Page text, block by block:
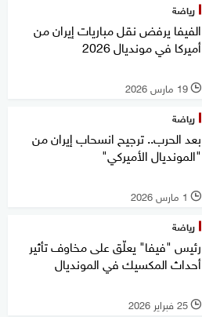
رياضة
الفيفا يرفض نقل مباريات إيران من
أميركا في مونديال 2026
l 19 مارس 2026
رياضة
بعد الحرب.. ترجيح انسحاب إيران من
"المونديال الأميركي"
l 1 مارس 2026
رياضة
رئيس "فيفا" يعلّق على مخاوف تأثير
أحداث المكسيك في المونديال
l 25 فبراير 2026